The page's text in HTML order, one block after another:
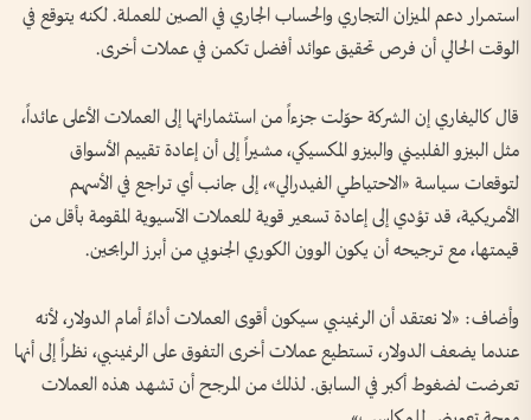
استمرار دعم الميزان التجاري والحساب الجاري في الصين للعملة. لكنه يتوقع في
الوقت الحالي أن فرص تحقيق عوائد أفضل تكمن في عملات أخرى.
قال كاليغاري إن الشركة حوّلت جزءاً من استثماراتها إلى العملات الأعلى عائداً،
مثل البيزو الفلبيني والبيزو المكسيكي، مشيراً إلى أن إعادة تقييم الأسواق
لتوقعات سياسة «الاحتياطي الفيدرالي»، إلى جانب أي تراجع في الأسهم
الأمريكية، قد تؤدي إلى إعادة تسعير قوية للعملات الآسيوية المقومة بأقل من
قيمتها، مع ترجيحه أن يكون الوون الكوري الجنوبي من أبرز الرابحين.
وأضاف: «لا نعتقد أن الرنمينبي سيكون أقوى العملات أداءً أمام الدولار، لأنه
عندما يضعف الدولار، تستطيع عملات أخرى التفوق على الرنمينبي، نظراً إلى أنها
تعرضت لضغوط أكبر في السابق. لذلك من المرجح أن تشهد هذه العملات